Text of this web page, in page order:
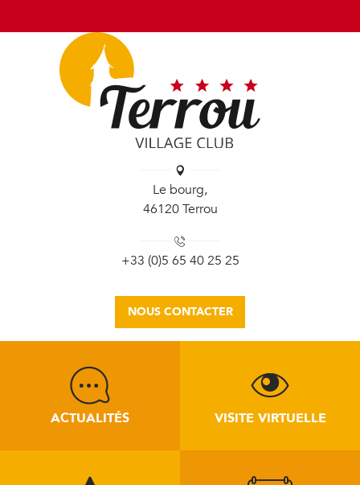
Le bourg,
46120 Terrou
+33 (0)5 65 40 25 25
NOUS CONTACTER
ACTUALITÉS VISITE VIRTUELLE